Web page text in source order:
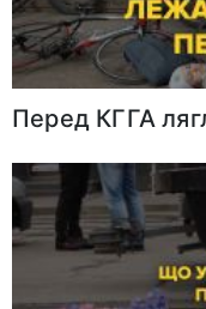
Перед КГГА